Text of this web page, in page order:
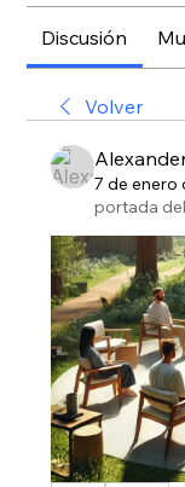
Discusión
Volver
7 de enero
portada